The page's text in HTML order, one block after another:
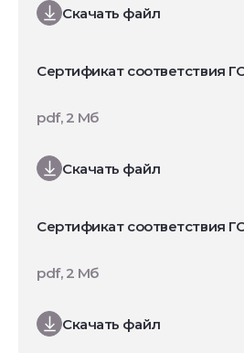
Скачать файл
Сертификат соответствия
Скачать файл
pdf, 2 Мб
Сертификат соответствия
Скачать файл
pdf, 2 Мб